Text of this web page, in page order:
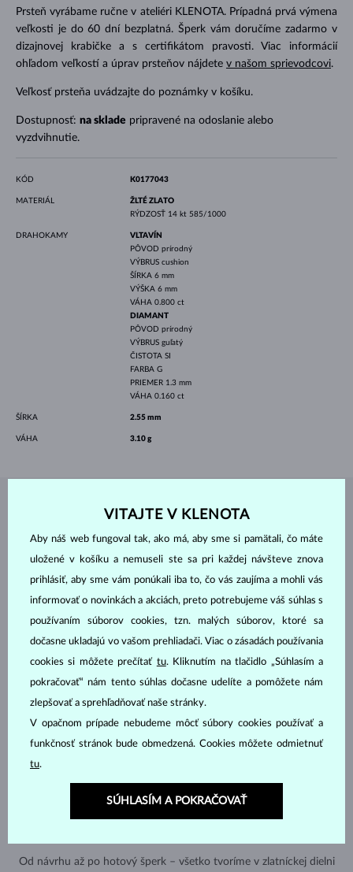
Prsteň vyrábame ručne v ateliéri KLENOTA. Prípadná prvá výmena
veľkosti je do 60 dní bezplatná. Šperk vám doručíme zadarmo v
dizajnovej krabičke a s certifikátom pravosti. Viac informácií
ohľadom veľkostí a úprav prsteňov nájdete v našom sprievodcovi.
Veľkosť prsteňa uvádzajte do poznámky v košíku.
Dostupnosť: na sklade pripravené na odoslanie alebo
vyzdvihnutie.
KÓD K0177043
MATERIÁL
ŽLTÉ ZLATO
RÝDZOSŤ 14 kt 585/1000
DRAHOKAMY
VLTAVÍN
PÔVOD prírodný
VÝBRUS cushion
ŠÍRKA 6 mm
VÝŠKA 6 mm
VÁHA 0.800 ct
DIAMANT
PÔVOD prírodný
VÝBRUS guľatý
ČISTOTA SI
FARBA G
PRIEMER 1.3 mm
VÁHA 0.160 ct
ŠÍRKA 2.55 mm
VÁHA 3.10 g
ŠPERKY ZATELIÉRU KLENOTA
Od návrhu až po hotový šperk – všetko tvoríme v zlatníckej dielni
VITAJTE V KLENOTA
Aby náš web fungoval tak, ako má, aby sme si pamätali, čo máte
uložené v košíku a nemuseli ste sa pri každej návšteve znova
prihlásiť, aby sme vám ponúkali iba to, čo vás zaujíma a mohli vás
informovať o novinkách a akciách, preto potrebujeme váš súhlas s
používaním súborov cookies, tzn. malých súborov, ktoré sa
dočasne ukladajú vo vašom prehliadači. Viac o zásadách používania
cookies si môžete prečítať tu. Kliknutím na tlačidlo „Súhlasím a
pokračovať“ nám tento súhlas dočasne udelíte a pomôžete nám
zlepšovať a sprehľadňovať naše stránky.
V opačnom prípade nebudeme môcť súbory cookies používať a
funkčnosť stránok bude obmedzená. Cookies môžete odmietnuť
tu.
SÚHLASÍM A POKRAČOVAŤ